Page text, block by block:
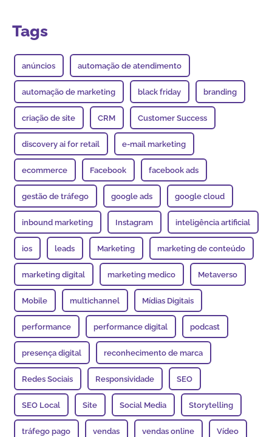
Tags
anúncios automação de atendimento
automação de marketing black friday branding
criação de site CRM Customer Success
discovery ai for retail e-mail marketing
ecommerce Facebook facebook ads
gestão de tráfego google ads google cloud
inbound marketing Instagram inteligência artificial
ios leads Marketing marketing de conteúdo
marketing digital marketing medico Metaverso
Mobile multichannel Mídias Digitais
performance performance digital podcast
presença digital reconhecimento de marca
Redes Sociais Responsividade SEO
SEO Local Site Social Media Storytelling
tráfego pago vendas vendas online Vídeo